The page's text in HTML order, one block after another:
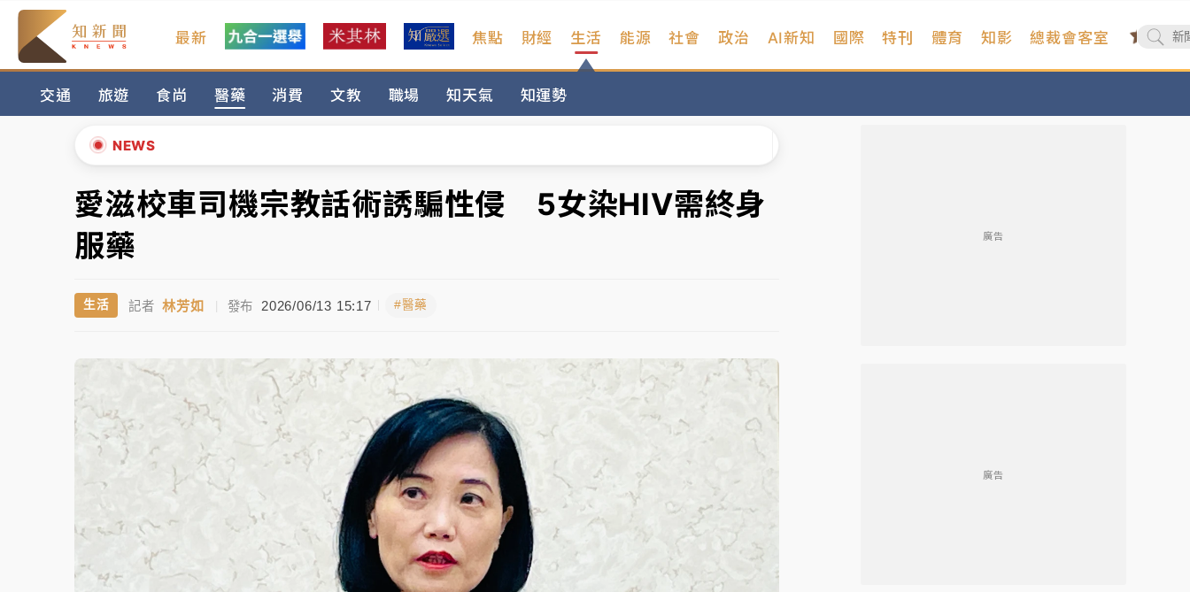
最新 焦點 財經 生活
交通 旅遊 食尚 醫藥 消費 文教 職場 知天氣 知運勢
能源 社會 政治 AI新知 國際 特刊 體育 知影 總裁會客室
NEWS
暑假過三周才推「E宿新北打卡趣」！抽獎程序複雜 觀旅局回應了
中信慈善基金會想增加董事人數！辜仲諒向法院聲請遭駁 理由曝光
故宮《龍藏經》特展第2檔！今線上預約開賣一度塞車 周六起展出延長至晚上7時
台東農業處長涉圖利渡假村！東檢抗告成功 今重開羈押庭
女律師陳昱瑄詐慈濟10億！黃金158kg遭查扣畫面曝光
中信慈善基金會想增加董事人數！辜仲諒向法院聲請遭駁 理由曝光
故宮《龍藏經》特展第2檔！今線上預約開賣一度塞車 周六起展出延長至晚上7時
台東農業處長涉圖利渡假村！東檢抗告成功 今重開羈押庭
父親節泡湯了！中颱白海豚雨彈轟3天 「紅到發紫」降雨熱區曝
▲
▼
愛滋校車司機宗教話術誘騙性侵 5女染HIV需終身
服藥
生活 記者 林芳如 | 發布 2026/06/13 15:17 #醫藥
廣告
廣告